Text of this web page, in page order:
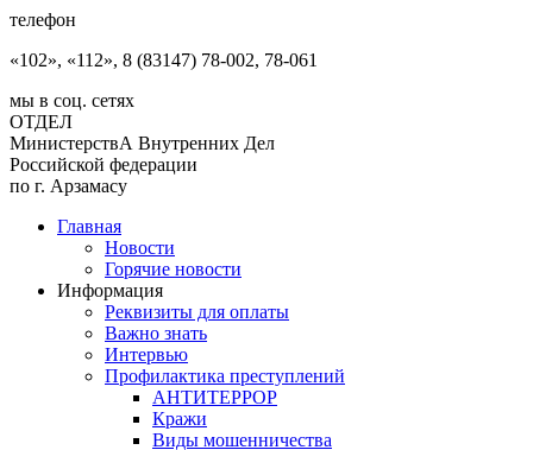
телефон
«102», «112», 8 (83147) 78-002, 78-061
мы в соц. сетях
ОТДЕЛ
МинистерствА Внутренних Дел
Российской федерации
по г. Арзамасу
Главная
Новости
Горячие новости
Информация
Реквизиты для оплаты
Важно знать
Интервью
Профилактика преступлений
АНТИТЕРРОР
Кражи
Виды мошенничества